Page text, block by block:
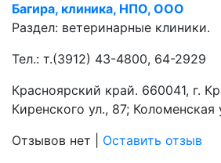
Багира, клиника, НПО, ООО
Раздел: ветеринарные клиники.
Тел.: т.(3912) 43-4800, 64-2929
Красноярский край. 660041, г.
Киренского ул., 87; Коломенская
Отзывов нет
Оставить отзыв